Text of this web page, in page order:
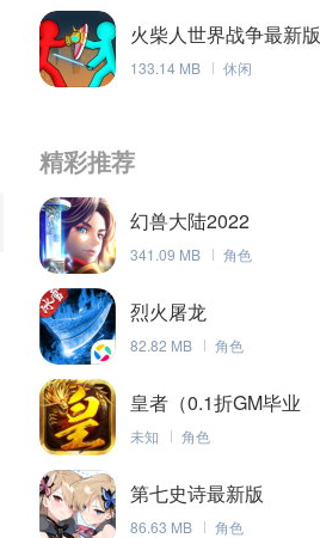
火柴人世界战争最新版
133.14 MB 休闲
精彩推荐
幻兽大陆2022
341.09 MB 角色
烈火屠龙
82.82 MB 角色
皇者（0.1折GM毕业
版）
未知 角色
第七史诗最新版
86.63 MB 角色